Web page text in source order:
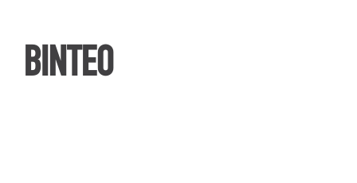
ΒΙΝΤΕΟ